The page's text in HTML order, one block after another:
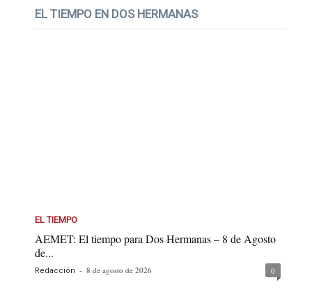
EL TIEMPO EN DOS HERMANAS
EL TIEMPO
AEMET: El tiempo para Dos Hermanas – 8 de Agosto
de...
Redacción - 8 de agosto de 2026 0